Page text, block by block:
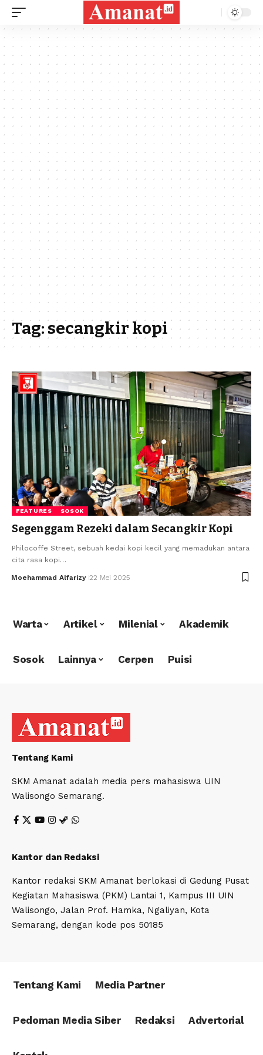
Tag:secangkir kopi
FEATURES SOSOK
Segenggam Rezeki dalam Secangkir Kopi
Philocoffe Street, sebuah kedai kopi kecil yang memadukan antara
cita rasa kopi…
Moehammad Alfarizy 22 Mei 2025
Warta Artikel Milenial Akademik
Sosok Lainnya Cerpen Puisi
Tentang Kami
SKM Amanat adalah media pers mahasiswa UIN
Walisongo Semarang.
Kantor dan Redaksi
Kantor redaksi SKM Amanat berlokasi di Gedung Pusat
Kegiatan Mahasiswa (PKM) Lantai 1, Kampus III UIN
Walisongo, Jalan Prof. Hamka, Ngaliyan, Kota
Semarang, dengan kode pos 50185
Tentang Kami Media Partner
Pedoman Media Siber Redaksi Advertorial